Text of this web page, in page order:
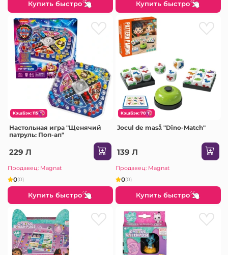
Купить быстро Купить быстро
КэшБэк: 115
Настольная игра "Щенячий
патруль: Поп-ап"
229 Л
Продавец: Magnat
0(0)
Купить быстро
КэшБэк: 70
Jocul de masă "Dino-Match"
139 Л
Продавец: Magnat
0(0)
Купить быстро